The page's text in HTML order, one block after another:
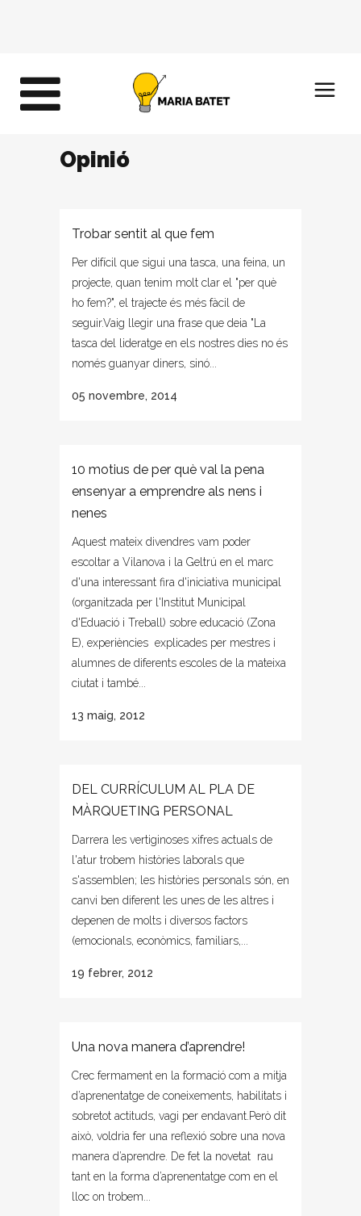
Opinió
Trobar sentit al que fem
Per difícil que sigui una tasca, una feina, un
projecte, quan tenim molt clar el "per què
ho fem?", el trajecte és més fàcil de
seguir.Vaig llegir una frase que deia "La
tasca del lideratge en els nostres dies no és
només guanyar diners, sinó...
05 novembre, 2014
10 motius de per què val la pena
ensenyar a emprendre als nens i
nenes
Aquest mateix divendres vam poder
escoltar a Vilanova i la Geltrú en el marc
d'una interessant fira d'iniciativa municipal
(organitzada per l'Institut Municipal
d'Eduació i Treball) sobre educació (Zona
E), experiències explicades per mestres i
alumnes de diferents escoles de la mateixa
ciutat i també...
13 maig, 2012
DEL CURRÍCULUM AL PLA DE
MÀRQUETING PERSONAL
Darrera les vertiginoses xifres actuals de
l'atur trobem històries laborals que
s'assemblen; les històries personals són, en
canvi ben diferent les unes de les altres i
depenen de molts i diversos factors
(emocionals, econòmics, familiars,...
19 febrer, 2012
Una nova manera d’aprendre!
Crec fermament en la formació com a mitja
d’aprenentatge de coneixements, habilitats i
sobretot actituds, vagi per endavant.Però dit
això, voldria fer una reflexió sobre una nova
manera d’aprendre. De fet la novetat rau
tant en la forma d’aprenentatge com en el
lloc on trobem...